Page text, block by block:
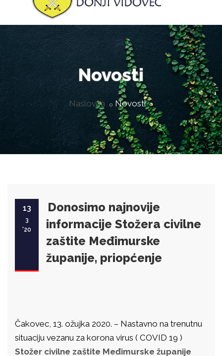
Novosti
Naslovna Novosti
13
3
'20
Donosimo najnovije
informacije Stožera civilne
zaštite Međimurske
županije, priopćenje
Čakovec, 13. ožujka 2020. – Nastavno na trenutnu
situaciju vezanu za korona virus ( COVID 19 )
Stožer civilne zaštite Međimurske županije